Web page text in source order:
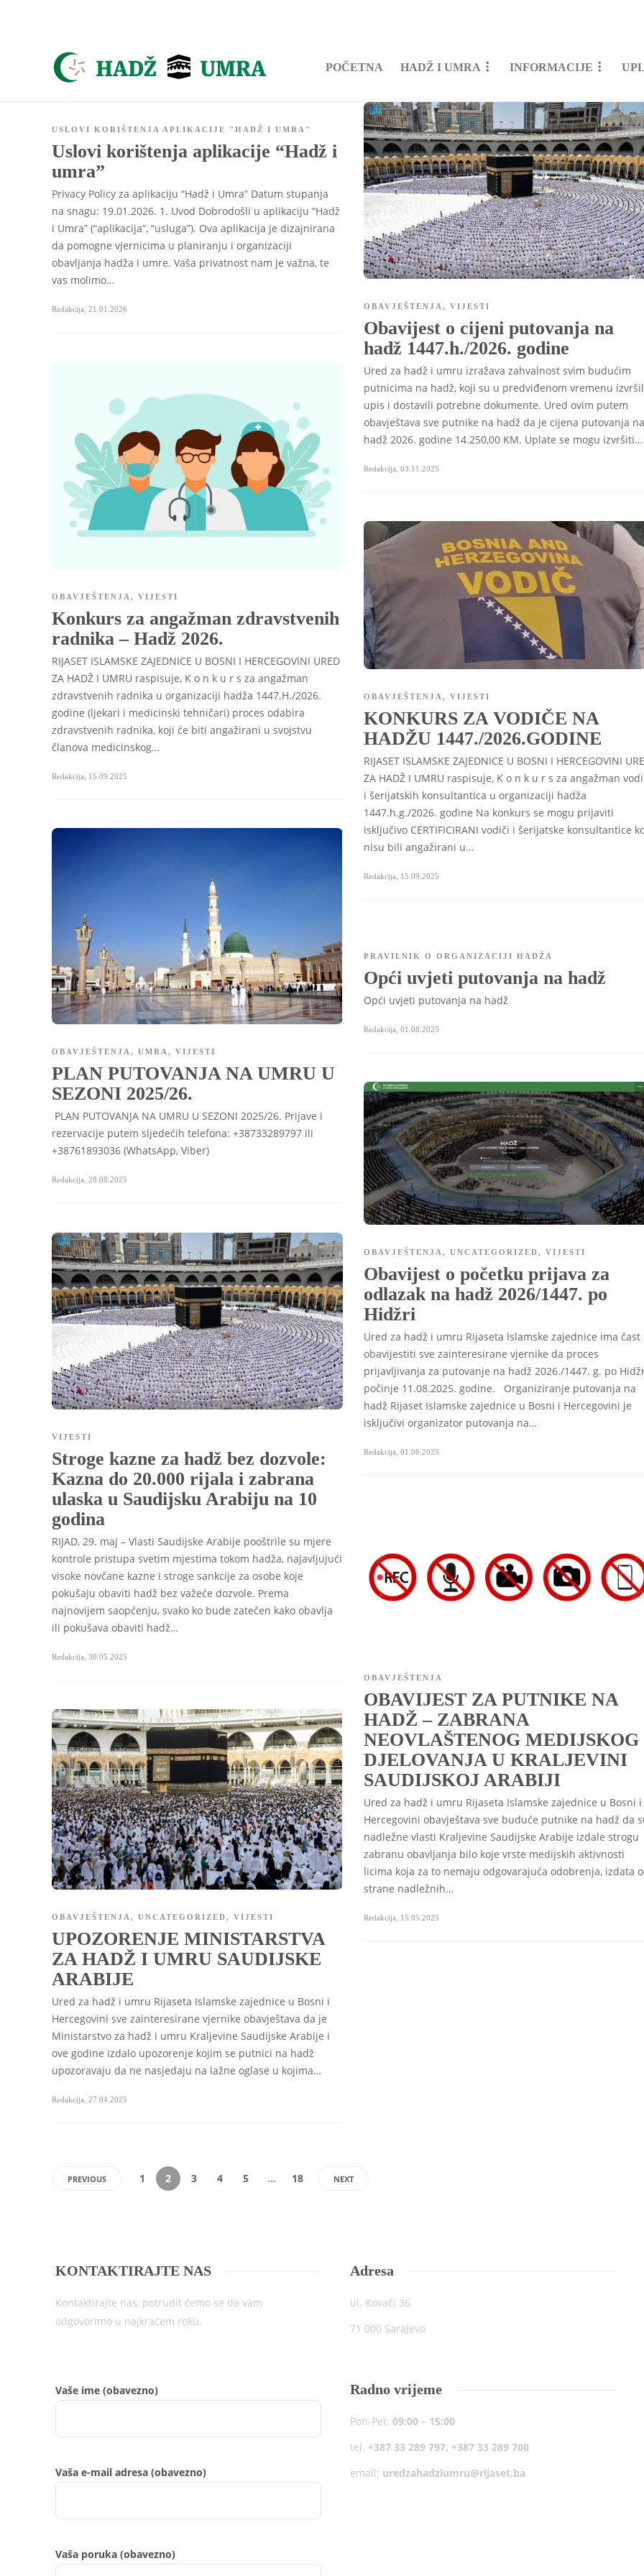
POČETNA HADŽ I UMRA INFORMACIJE
USLOVI KORIŠTENJA APLIKACIJE "HADŽ I UMRA"
Uslovi korištenja aplikacije “Hadž i
umra”
Privacy Policy za aplikaciju “Hadž i Umra” Datum stupanja
na snagu: 19.01.2026. 1. Uvod Dobrodošli u aplikaciju “Hadž
i Umra” (“aplikacija”, “usluga”). Ova aplikacija je dizajnirana
da pomogne vjernicima u planiranju i organizaciji
obavljanja hadža i umre. Vaša privatnost nam je važna, te
vas molimo…
Redakcija 21.01.2026 OBAVJEŠTENJA , VIJESTI
Obavijest o cijeni putovanja na
hadž 1447.h./2026. godine
Ured za hadž i umru izražava zahvalnost svim budućim
putnicima na hadž, koji su u predviđenom vremenu
upis i dostavili potrebne dokumente. Ured ovim putem
obavještava sve putnike na hadž da je cijena putovanja na
hadž 2026. godine 14.250,00 KM. Uplate se mogu izvršiti…
Redakcija 03.11.2025
OBAVJEŠTENJA , VIJESTI
Konkurs za angažman zdravstvenih
radnika – Hadž 2026.
RIJASET ISLAMSKE ZAJEDNICE U BOSNI I HERCEGOVINI URED
ZA HADŽ I UMRU raspisuje, K o n k u r s za angažman
zdravstvenih radnika u organizaciji hadža 1447.H./2026.
godine (ljekari i medicinski tehničari) proces odabira
zdravstvenih radnika, koji će biti angažirani u svojstvu
članova medicinskog…
Redakcija 15.09.2025
OBAVJEŠTENJA , VIJESTI
KONKURS ZA VODIČE NA
HADŽU 1447./2026.GODINE
RIJASET ISLAMSKE ZAJEDNICE U BOSNI I HERCEGOVINI
ZA HADŽ I UMRU raspisuje, K o n k u r s za angažman
i šerijatskih konsultantica u organizaciji hadža
1447.h.g./2026. godine Na konkurs se mogu prijaviti
isključivo CERTIFICIRANI vodiči i šerijatske konsultantice
nisu bili angažirani u…
Redakcija 15.09.2025
OBAVJEŠTENJA , UMRA , VIJESTI
PLAN PUTOVANJA NA UMRU U
SEZONI 2025/26.
PLAN PUTOVANJA NA UMRU U SEZONI 2025/26. Prijave i
rezervacije putem sljedećih telefona: +38733289797 ili
+38761893036 (WhatsApp, Viber)
Redakcija 28.08.2025
PRAVILNIK O ORGANIZACIJI HADŽA
Opći uvjeti putovanja na hadž
Opći uvjeti putovanja na hadž
Redakcija 01.08.2025
OBAVJEŠTENJA , UNCATEGORIZED, VIJESTI
Obavijest o početku prijava za
odlazak na hadž 2026/1447. po
Hidžri
Ured za hadž i umru Rijaseta Islamske zajednice ima čast
obavijestiti sve zainteresirane vjernike da proces
prijavljivanja za putovanje na hadž 2026./1447. g. po
počinje 11.08.2025. godine. Organiziranje putovanja na
hadž Rijaset Islamske zajednice u Bosni i Hercegovini je
isključivi organizator putovanja na…
Redakcija 01.08.2025
VIJESTI
Stroge kazne za hadž bez dozvole:
Kazna do 20.000 rijala i zabrana
ulaska u Saudijsku Arabiju na 10
godina
RIJAD, 29. maj – Vlasti Saudijske Arabije pooštrile su mjere
kontrole pristupa svetim mjestima tokom hadža, najavljujući
visoke novčane kazne i stroge sankcije za osobe koje
pokušaju obaviti hadž bez važeće dozvole. Prema
najnovijem saopćenju, svako ko bude zatečen kako obavlja
ili pokušava obaviti hadž…
Redakcija 30.05.2025
OBAVJEŠTENJA
OBAVIJEST ZA PUTNIKE NA
HADŽ – ZABRANA
NEOVLAŠTENOG MEDIJSKOG
DJELOVANJA U KRALJEVINI
SAUDIJSKOJ ARABIJI
Ured za hadž i umru Rijaseta Islamske zajednice u Bosni i
Hercegovini obavještava sve buduće putnike na hadž da
nadležne vlasti Kraljevine Saudijske Arabije izdale strogu
zabranu obavljanja bilo koje vrste medijskih aktivnosti
licima koja za to nemaju odgovarajuća odobrenja, izdata
strane nadležnih…
Redakcija 15.05.2025
OBAVJEŠTENJA , UNCATEGORIZED, VIJESTI
UPOZORENJE MINISTARSTVA
ZA HADŽ I UMRU SAUDIJSKE
ARABIJE
Ured za hadž i umru Rijaseta Islamske zajednice u Bosni i
Hercegovini sve zainteresirane vjernike obavještava da je
Ministarstvo za hadž i umru Kraljevine Saudijske Arabije i
ove godine izdalo upozorenje kojim se putnici na hadž
upozoravaju da ne nasjedaju na lažne oglase u kojima…
Redakcija 27.04.2025
PREVIOUS 1 2 3 4 5 … 18 NEXT
KONTAKTIRAJTE NAS
Kontaktirajte nas, potrudit ćemo se da vam
odgovorimo u najkraćem roku.
Vaše ime (obavezno)
Vaša e-mail adresa (obavezno)
Vaša poruka (obavezno)
Adresa
ul. Kovači 36
71 000 Sarajevo
Radno vrijeme
Pon-Pet: 09:00 – 15:00
tel. +387 33 289 797, +387 33 289 700
email: uredzahadziumru@rijaset.ba